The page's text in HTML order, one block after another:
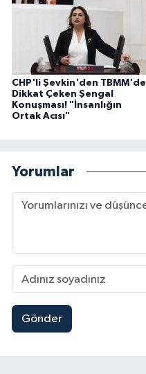
CHP'li Şevkin'den TBMM'de
Dikkat Çeken Şengal
Konuşması! "İnsanlığın
Ortak Acısı"
Yorumlar
Gönder